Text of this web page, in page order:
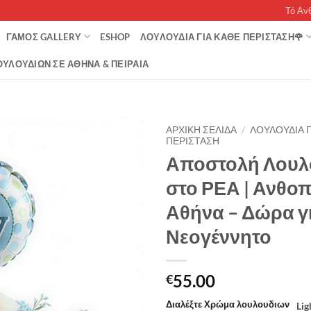
Τό
ΓΆΜΟΣ GALLERY ESHOP ΛΟΥΛΟΥΔΙΑ ΓΙΑ ΚΑΘΕ ΠΕΡΙΣΤΑΣΗ🌹
ΣΕ ΑΘΉΝΑ & ΠΕΙΡΑΙΆ
ΑΡΧΙΚΉ ΣΕΛΊΔΑ / ΛΟΥΛΟΥΔΙΑ
ΠΕΡΙΣΤΑΣΗ
Αποστολή
στο ΡΕΑ |
Αθήνα – Δώρα
Νεογέννητο
€55.00
Διαλέξτε Χρώμα λουλουδιων